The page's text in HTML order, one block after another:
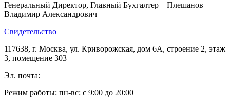
Генеральный Директор, Главный Бухгалтер – Плешанов
Владимир Александрович
Свидетельство
117638, г. Москва, ул. Криворожская, дом 6А, строение 2, этаж
3, помещение 303
Эл. почта:
Режим работы: пн-вс: с 9:00 до 20:00